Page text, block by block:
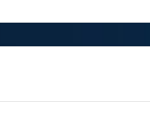
a
y